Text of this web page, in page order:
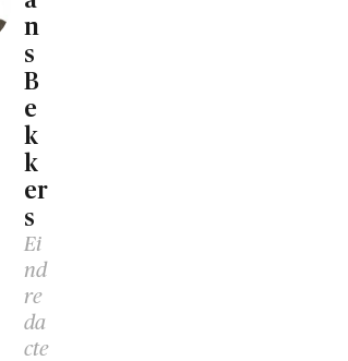
n
s
B
e
k
k
er
s
Ei
nd
re
da
cte